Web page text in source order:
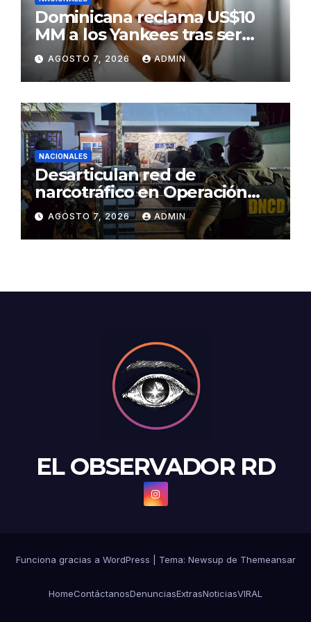
Dominicana reclama US$10
MM a los Yankees tras ser
golpeada por bate de José
Ramírez
AGOSTO 7, 2026 ADMIN
NACIONALES
Desarticulan red de
narcotráfico en Operación
Lgtca
AGOSTO 7, 2026 ADMIN
EL OBSERVADOR RD
Funciona gracias a WordPress Tema: Newsup de Themeansar
HomeContáctanosDenunciasExtrasNoticiasVIRAL